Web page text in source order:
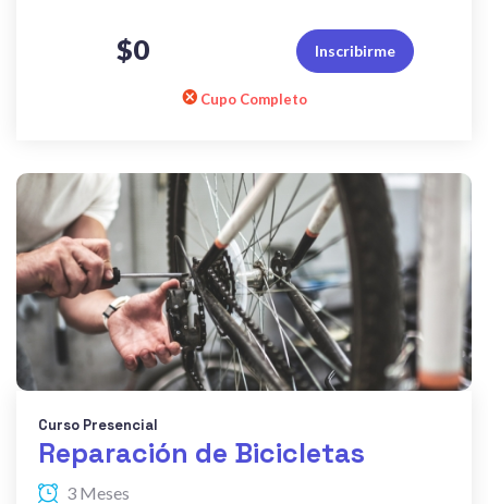
$0 Inscribirme
Cupo Completo
Curso Presencial
Reparación de Bicicletas
3 Meses